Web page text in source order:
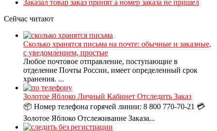
Заказал товар заказ принят а номер заказа не пришел
Сейчас читают
Сколько хранятся письма на почте: обычные и заказные,
с уведомлением, простые
Любое почтовое отправление, поступающие в
отделение Почты России, имеет определенный срок
хранения. ...
Золотое Яблоко Личный Кабинет Отследить Заказ
📦 Номер телефона горячей линии: 8 800 770-70-21 💳
Золотое Яблоко Отслеживание Заказа...